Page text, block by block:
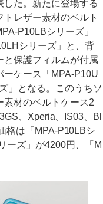
した。新たに登場する
トレザー素材のベルト
P10LBシリーズ」
シリーズ」と、背
と保護フィルムが付属
ーケース「MPA-P10U
」となる。このうちソ
素材のベルトケース2
、Xperia、IS03、Bl
格は「MPA-P10LBシ
ーズ」が4200円、「M